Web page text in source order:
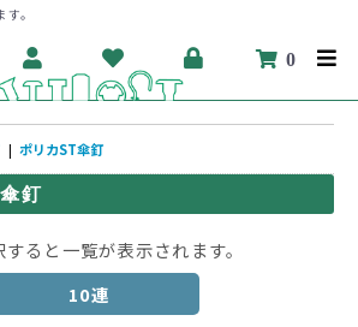
。
0
| ポリカST傘釘
釘
ると一覧が表示されます。
10連